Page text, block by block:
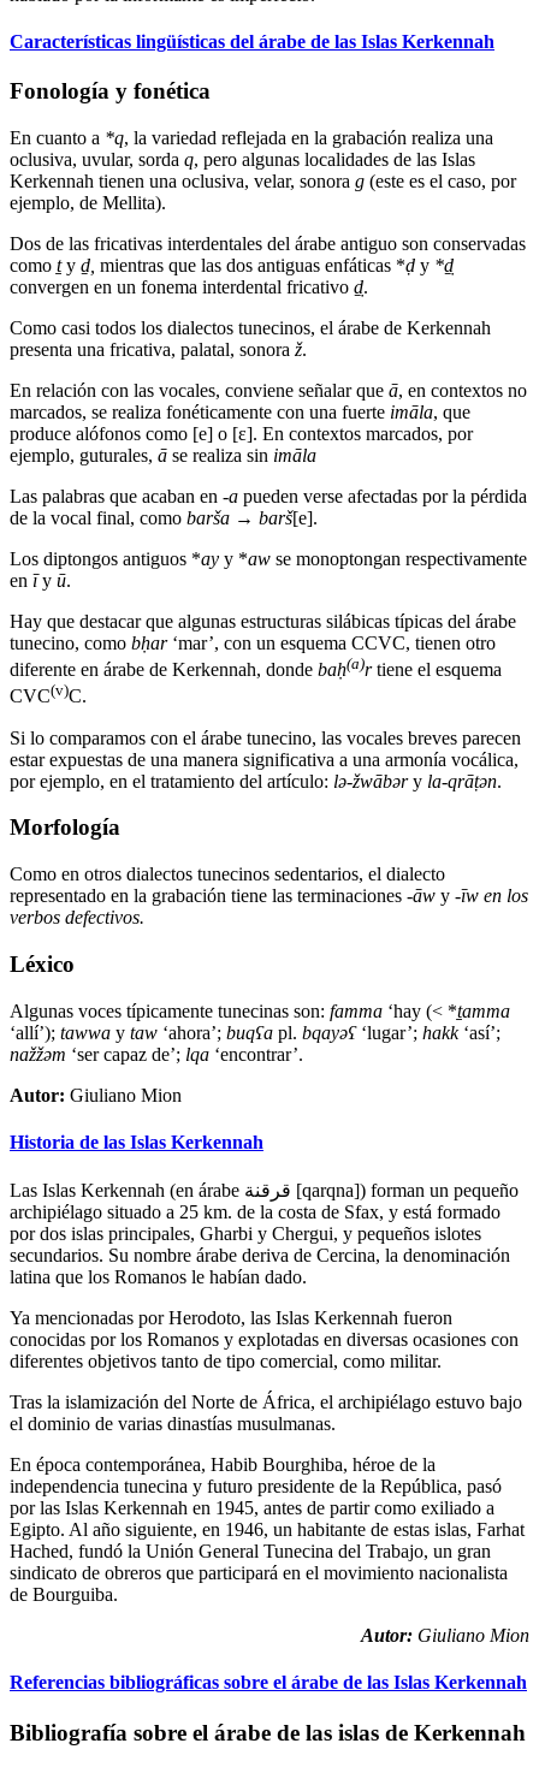
Características lingüísticas del árabe de las Islas Kerkennah
Fonología y fonética
En cuanto a *q, la variedad reflejada en la grabación realiza una
oclusiva, uvular, sorda q, pero algunas localidades de las Islas
Kerkennah tienen una oclusiva, velar, sonora g (este es el caso, por
ejemplo, de Mellita).
Dos de las fricativas interdentales del árabe antiguo son conservadas
como ṯy ḏ mientras que las dos antiguas enfáticas *ḍ y *ḏ̣
convergen en un fonema interdental fricativo ḏ̣.
Como casi todos los dialectos tunecinos, el árabe de Kerkennah
presenta una fricativa, palatal, sonora ž.
En relación con las vocales, conviene señalar que ā, en contextos no
marcados, se realiza fonéticamente con una fuerte imāla, que
produce alófonos como [e] o [ε]. En contextos marcados, por
ejemplo, guturales, ā se realiza sin imāla
Las palabras que acaban en -a pueden verse afectadas por la pérdida
de la vocal final, como barša → barš[e].
Los diptongos antiguos *ay y *aw se monoptongan respectivamente
en īy ū.
Hay que destacar que algunas estructuras silábicas típicas del árabe
tunecino, como bḥar‘mar’, con un esquema CCVC, tienen otro
diferente en árabe de Kerkennah, donde baḥ(a)rtiene el esquema
CVC(v)C.
Si lo comparamos con el árabe tunecino, las vocales breves parecen
estar expuestas de una manera significativa a una armonía vocálica,
por ejemplo, en el tratamiento del artículo: lə-žwābəry la-qrāṭən.
Morfología
Como en otros dialectos tunecinos sedentarios, el dialecto
representado en la grabación tiene las terminaciones -āw y -īw en los
verbos defectivos.
Léxico
Algunas voces típicamente tunecinas son: famma ‘hay (< *ṯamma
‘allí’); tawwa y taw ‘ahora’; buqʕa pl. bqayəʕ‘lugar’; hakk‘así’;
nažžəm ‘ser capaz de’; lqa ‘encontrar’.
Autor: Giuliano Mion
Historia de las Islas Kerkennah
Las Islas Kerkennah (en árabe قرقنة [qarqna]) forman un pequeño
archipiélago situado a 25 km. de la costa de Sfax, y está formado
por dos islas principales, Gharbi y Chergui, y pequeños islotes
secundarios. Su nombre árabe deriva de Cercina, la denominación
latina que los Romanos le habían dado.
Ya mencionadas por Herodoto, las Islas Kerkennah fueron
conocidas por los Romanos y explotadas en diversas ocasiones con
diferentes objetivos tanto de tipo comercial, como militar.
Tras la islamización del Norte de África, el archipiélago estuvo bajo
el dominio de varias dinastías musulmanas.
En época contemporánea, Habib Bourghiba, héroe de la
independencia tunecina y futuro presidente de la República, pasó
por las Islas Kerkennah en 1945, antes de partir como exiliado a
Egipto. Al año siguiente, en 1946, un habitante de estas islas, Farhat
Hached, fundó la Unión General Tunecina del Trabajo, un gran
sindicato de obreros que participará en el movimiento nacionalista
de Bourguiba.
Autor: Giuliano Mion
Referencias bibliográficas sobre el árabe de las Islas Kerkennah
Bibliografía sobre el árabe de las islas de Kerkennah